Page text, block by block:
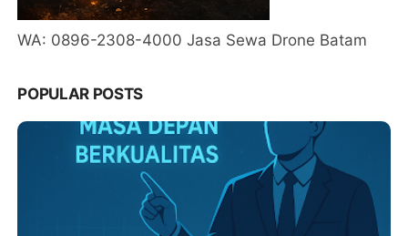
WA: 0896-2308-4000 Jasa Sewa Drone Batam
POPULAR POSTS